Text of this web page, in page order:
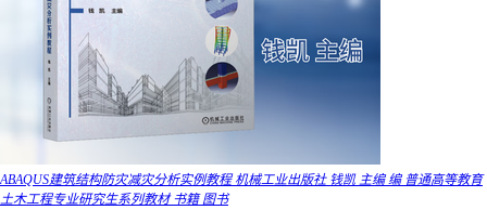
ABAQUS建筑结构防灾减灾分析实例教程 机械工业出版社 钱凯 主编 编 普通高等教育
土木工程专业研究生系列教材 书籍 图书